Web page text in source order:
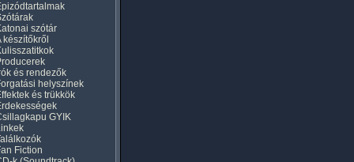
szótár
készítőkről
és rendezők
helyszínek
és trükkök
GYIK
Fiction